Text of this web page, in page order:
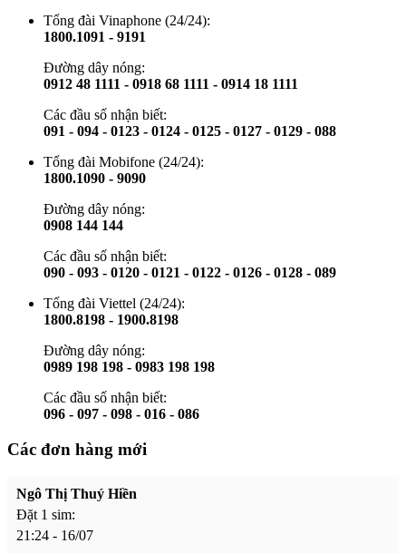
Tổng đài Vinaphone (24/24):
1800.1091 - 9191
Đường dây nóng:
0912 48 1111 - 0918 68 1111 - 0914 18 1111
Các đầu số nhận biết:
091 - 094 - 0123 - 0124 - 0125 - 0127 - 0129 - 088
Tổng đài Mobifone (24/24):
1800.1090 - 9090
Đường dây nóng:
0908 144 144
Các đầu số nhận biết:
090 - 093 - 0120 - 0121 - 0122 - 0126 - 0128 - 089
Tổng đài Viettel (24/24):
1800.8198 - 1900.8198
Đường dây nóng:
0989 198 198 - 0983 198 198
Các đầu số nhận biết:
096 - 097 - 098 - 016 - 086
Các đơn hàng mới
Ngô Thị Thuý Hiền
Đặt 1 sim:
21:24 - 16/07